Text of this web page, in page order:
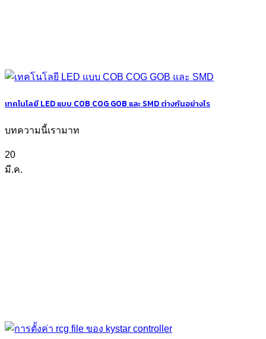
เทคโนโลยี LED แบบ COB COG GOB และ SMD ต่างกันอย่างไร
บทความนี้เรามาท
20
มี.ค.